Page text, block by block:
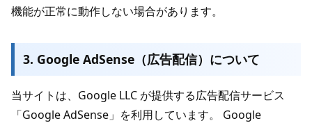
機能が正常に動作しない場合があります。
3. Google AdSense（広告配信）について
当サイトは、Google LLC が提供する広告配信サービス
「Google AdSense」を利用しています。 Google